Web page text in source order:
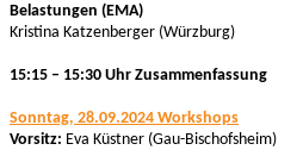
Belastungen (EMA)
Kristina Katzenberger (Würzburg)
15:15 – 15:30 Uhr Zusammenfassung
Sonntag, 28.09.2024 Workshops
Vorsitz: Eva Küstner (Gau-Bischofsheim)